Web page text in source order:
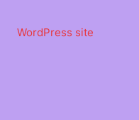
περιεχόμενο
WordPress site